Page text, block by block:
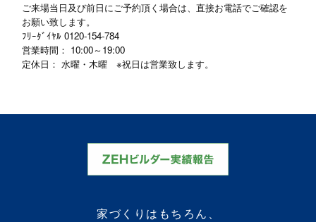
ご来場当日及び前日にご予約頂く場合は、直接お電話でご確認を
お願い致します。
ﾌﾘｰﾀﾞｲﾔﾙ0120-154-784
営業時間： 10:00～19:00
定休日： 水曜・木曜 ※祝日は営業致します。
家づくりはもちろん、